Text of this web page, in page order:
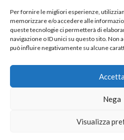
Per fornire le migliori esperienze,
memorizzare e/o accedere alle
queste tecnologie ci permetterà di
navigazione o ID unici su questo sito.
può influire negativamente su alcune
Accetta
Nega
Visualizza
Copyright © 2024